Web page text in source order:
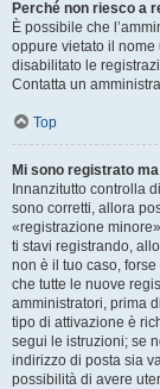
Perché non riesco a
È possibile che
oppure vietato il nome
disabilitato le
Contatta un
Top
Mi sono registrato
Innanzitutto controlla
sono corretti, allora
«registrazione
ti stavi registrando,
non è il tuo caso,
che tutte le nuove
amministratori, prima
tipo di attivazione è
segui le istruzioni; se
indirizzo di posta sia
possibilità di avere